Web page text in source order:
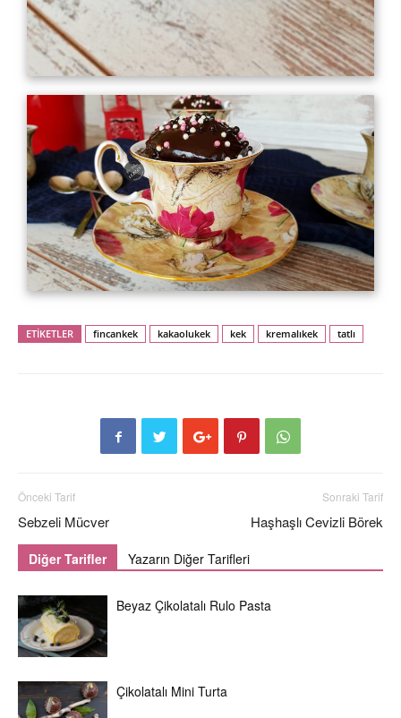
ETİKETLER fincankek kakaolukek kek kremalıkek tatlı
Önceki Tarif
Sebzeli Mücver
Sonraki Tarif
Haşhaşlı Cevizli Börek
Diğer Tarifler Yazarın Diğer Tarifleri
Beyaz Çikolatalı Rulo Pasta
Çikolatalı Mini Turta